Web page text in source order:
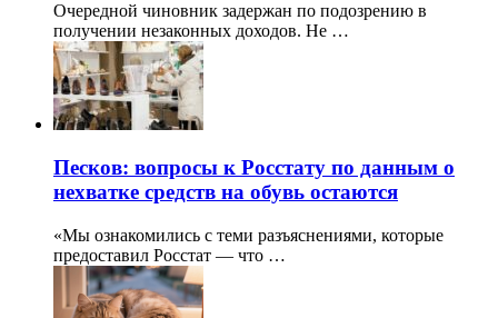
Очередной чиновник задержан по подозрению в
получении незаконных доходов. Не …
Песков: вопросы к Росстату по данным о
нехватке средств на обувь остаются
«Мы ознакомились с теми разъяснениями, которые
предоставил Росстат — что …